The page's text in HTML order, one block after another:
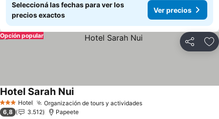
Seleccioná las fechas para ver los
precios exactos
Ver precios
Compartir
Opción popular
3 Estrellas
Hotel Organización de tours y actividadesVer precios
Hotel Sarah NuiVer precios
6,8 3.512 Papeete